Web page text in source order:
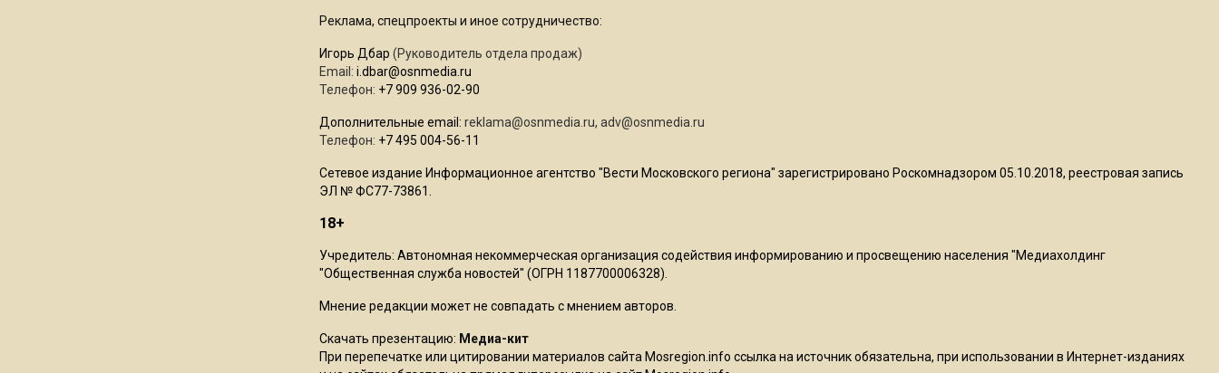
Роман Терюшков назвал
Реклама, спецпроекты и иное сотрудничество:
Игорь Дбар (Руководитель отдела продаж)
Email: i.dbar@osnmedia.ru
Телефон: +7 909 936-02-90
Дополнительные email: reklama@osnmedia.ru, adv@osnmedia.ru
Телефон: +7 495 004-56-11
Сетевое издание Информационное агентство "Вести Московского региона" зарегистрировано Роскомнадзором 05.10.2018, реестровая запись
ЭЛ № ФС77-73861.
18+
Учредитель: Автономная некоммерческая организация содействия информированию и просвещению населения "Медиахолдинг
"Общественная служба новостей" (ОГРН 1187700006328).
Мнение редакции может не совпадать с мнением авторов.
Скачать презентацию: Медиа-кит
При перепечатке или цитировании материалов сайта Mosregion.info ссылка на источник обязательна, при использовании в Интернет-изданиях